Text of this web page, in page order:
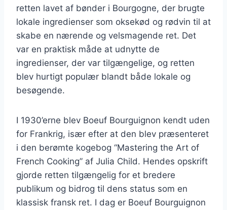
retten lavet af bønder i Bourgogne, der brugte
lokale ingredienser som oksekød og rødvin til at
skabe en nærende og velsmagende ret. Det
var en praktisk måde at udnytte de
ingredienser, der var tilgængelige, og retten
blev hurtigt populær blandt både lokale og
besøgende.
I 1930’erne blev Boeuf Bourguignon kendt uden
for Frankrig, især efter at den blev præsenteret
i den berømte kogebog “Mastering the Art of
French Cooking” af Julia Child. Hendes opskrift
gjorde retten tilgængelig for et bredere
publikum og bidrog til dens status som en
klassisk fransk ret. I dag er Boeuf Bourguignon